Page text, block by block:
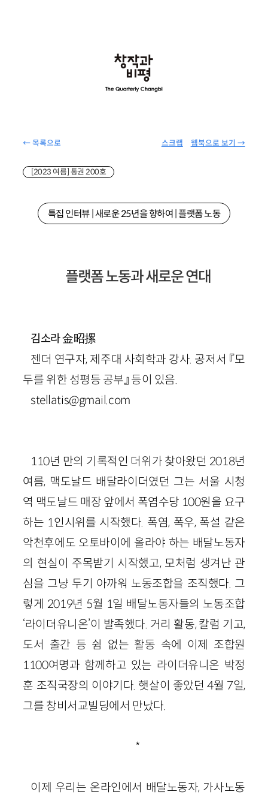
← 목록으로 웹북으로 보기 →
스크랩
[2023 여름] 통권 200호
특집 인터뷰 | 새로운 25년을 향하여 | 플랫폼 노동
플랫폼 노동과 새로운 연대
김소라金昭摞
젠더 연구자, 제주대 사회학과 강사. 공저서 『모
두를 위한 성평등 공부』 등이 있음.
stellatis@gmail.com
110년 만의 기록적인 더위가 찾아왔던 2018년
여름, 맥도날드 배달라이더였던 그는 서울 시청
역 맥도날드 매장 앞에서 폭염수당 100원을 요구
하는 1인시위를 시작했다. 폭염, 폭우, 폭설 같은
악천후에도 오토바이에 올라야 하는 배달노동자
의 현실이 주목받기 시작했고, 모처럼 생겨난 관
심을 그냥 두기 아까워 노동조합을 조직했다. 그
렇게 2019년 5월 1일 배달노동자들의 노동조합
‘라이더유니온’이 발족했다. 거리 활동, 칼럼 기고,
도서 출간 등 쉼 없는 활동 속에 이제 조합원
1100여명과 함께하고 있는 라이더유니온 박정
훈 조직국장의 이야기다. 햇살이 좋았던 4월 7일,
그를 창비서교빌딩에서 만났다.
*
이제 우리는 온라인에서 배달노동자, 가사노동